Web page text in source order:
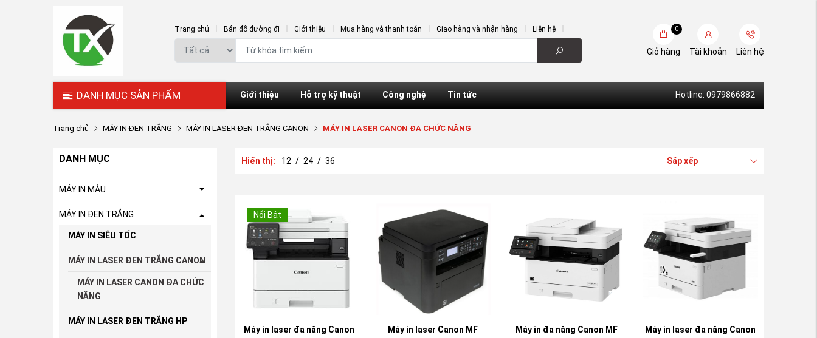
Trang chủ Bản đồ đường đi Giới thiệu Mua hàng và thanh toán Giao hàng và nhận hàng Liên hệ 0
Giỏ hàng Tài khoản Liên hệ
DANH MỤC SẢN PHẨM Giới thiệu Hỗ trợ kỹ thuật Công nghệ Tin tức Hotline: 0979866882
Trang chủ MÁY IN ĐEN TRẮNG MÁY IN LASER ĐEN TRẮNG CANON MÁY IN LASER CANON ĐA CHỨC NĂNG
DANH MỤC
MÁY IN MÀU
MÁY IN ĐEN TRẮNG
MÁY IN SIÊU TỐC
MÁY IN LASER ĐEN TRẮNG CANON
MÁY IN LASER CANON ĐA CHỨC
NĂNG
MÁY IN LASER ĐEN TRẮNG HP
Hiển thị: 12 / 24 / 36 Sắp xếp
Nổi Bật
Máy in laser đa năng Canon
Máy in laser Canon MF
Máy in đa năng Canon MF
Máy in laser đa năng Canon